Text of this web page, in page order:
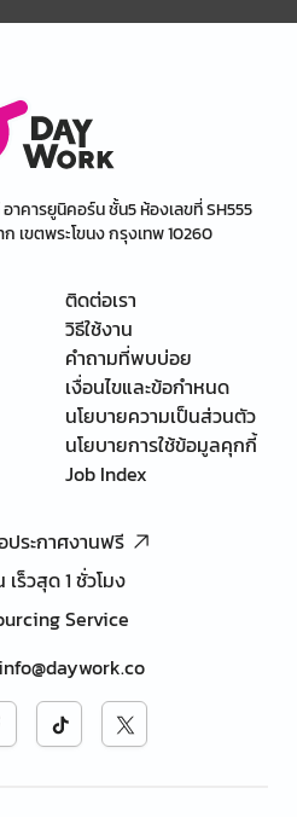
อาคารยูนิคอร์น ชั้น5 ห้องเลขที่ SH555
เขตพระโขนง กรุงเทพ 10260
ติดต่อเรา
วิธีใช้งาน
คำถามที่พบบ่อย
เงื่อนไขและข้อกำหนด
นโยบายความเป็นส่วนตัว
นโยบายการใช้ข้อมูลคุกกี้
Job Index
ประกาศงานฟรี
ร็วสุด 1 ชั่วโมง
Service